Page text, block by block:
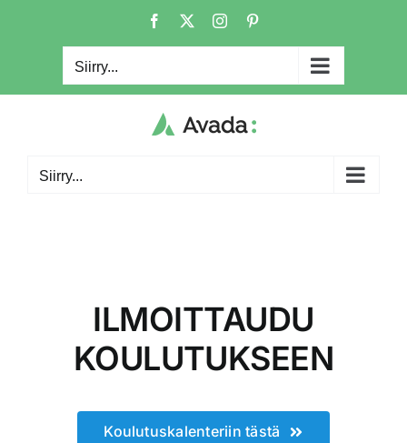
Facebook Instagram
Siirry...
Siirry...
ILMOITTAUDU
KOULUTUKSEEN
Koulutuskalenteriin tästä